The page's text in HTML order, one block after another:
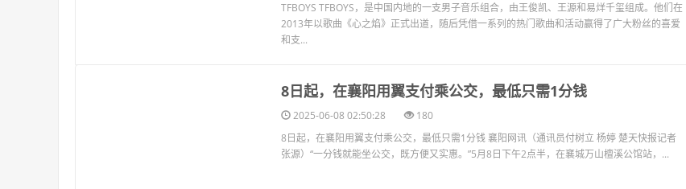
TFBOYS TFBOYS，是中国内地的一支男子音乐组合，由王俊凯、王源和易烊千玺组成。他们在
2013年以歌曲《心之焰》正式出道，随后凭借一系列的热门歌曲和活动赢得了广大粉丝的喜爱
和支...
​8日起，在襄阳用翼支付乘公交，最低只需1分钱
2025-06-08 02:50:28
180
8日起，在襄阳用翼支付乘公交，最低只需1分钱 襄阳网讯（通讯员付树立 杨婷 楚天快报记者
张源）“一分钱就能坐公交，既方便又实惠。”5月8日下午2点半，在襄城万山檀溪公馆站，...